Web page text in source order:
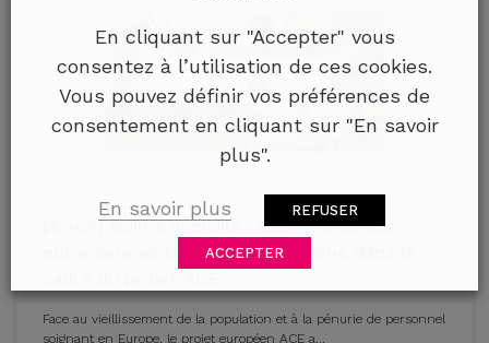
[à voir] Soin à domicile : des innovations
européennes testées en Bretagne dans le
Face au vieillissement de la population et à la pénurie de personnel
soignant en Europe, le projet européen ACE a...
En cliquant sur "Accepter" vous
consentez à l’utilisation de ces cookies.
Vous pouvez définir vos préférences de
consentement en cliquant sur "En savoir
plus".
En savoir plus REFUSER
ACCEPTER